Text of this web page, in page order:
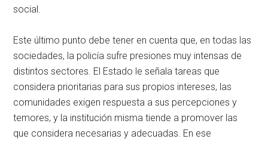
social.
Este último punto debe tener en cuenta que, en todas las
sociedades, la policía sufre presiones muy intensas de
distintos sectores. El Estado le señala tareas que
considera prioritarias para sus propios intereses, las
comunidades exigen respuesta a sus percepciones y
temores, y la institución misma tiende a promover las
que considera necesarias y adecuadas. En ese